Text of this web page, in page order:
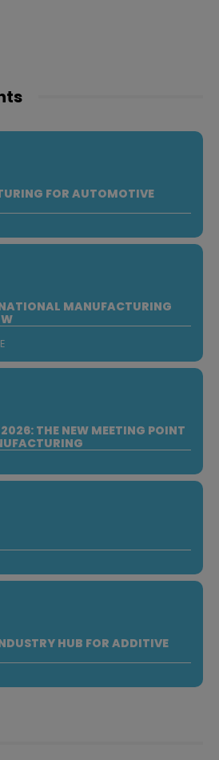
FOR AUTOMOTIVE
MANUFACTURING
THE NEW MEETING POINT
HUB FOR ADDITIVE